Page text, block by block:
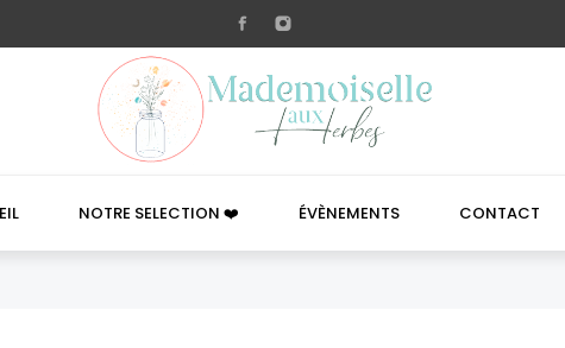
NOTRE SELECTION ❤️ ÉVÈNEMENTS CONTACT
